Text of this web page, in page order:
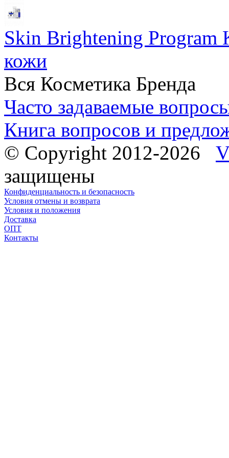
Skin Brightening Program
кожи
Вся Косметика Бренда
Часто задаваемые
Книга вопросов и
© Copyright 2012-2026
защищены
Конфиденциальность и безопасность
Условия отмены и возврата
Условия и положения
Доставка
ОПТ
Контакты